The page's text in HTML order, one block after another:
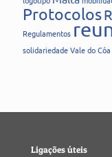
Protocolos
Regulamentos
solidariedadeVale do Côa
Ligações úteis